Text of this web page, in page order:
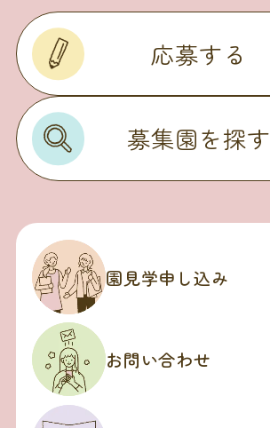
応募する
募集園を探す
園見学申し込み
お問い合わせ